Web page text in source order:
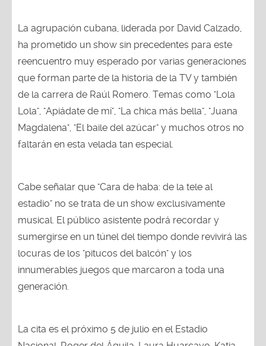
La agrupación cubana, liderada por David Calzado,
ha prometido un show sin precedentes para este
reencuentro muy esperado por varias generaciones
que forman parte de la historia de la TV y también
de la carrera de Raúl Romero. Temas como "Lola
Lola", "Apiádate de mí", "La chica más bella", "Juana
Magdalena", "El baile del azúcar" y muchos otros no
faltarán en esta velada tan especial.
Cabe señalar que "Cara de haba: de la tele al
estadio" no se trata de un show exclusivamente
musical. El público asistente podrá recordar y
sumergirse en un túnel del tiempo donde revivirá las
locuras de los "pitucos del balcón" y los
innumerables juegos que marcaron a toda una
generación.
La cita es el próximo 5 de julio en el Estadio